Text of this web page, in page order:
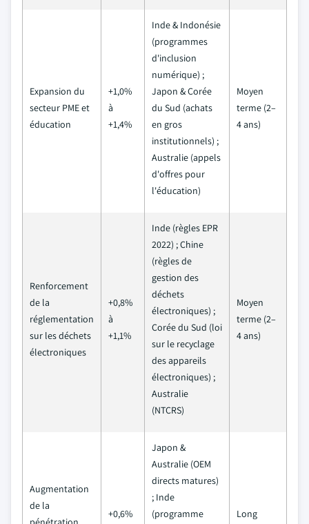
Expansion du
secteur PME et
éducation
+1,0%
à
+1,4%
Inde & Indonésie
(programmes
d'inclusion
numérique) ;
Japon & Corée
du Sud (achats
en gros
institutionnels) ;
Australie (appels
d'offres pour
l'éducation)
Moyen
terme (2–
4 ans)
Renforcement
de la
réglementation
sur les déchets
électroniques
+0,8%
à
+1,1%
Inde (règles EPR
2022) ; Chine
(règles de
gestion des
déchets
électroniques) ;
Corée du Sud (loi
sur le recyclage
des appareils
électroniques) ;
Australie
(NTCRS)
Moyen
terme (2–
4 ans)
Augmentation
de la
+0,6%
Japon &
Australie (OEM
directs matures)
; Inde
(programme
Long